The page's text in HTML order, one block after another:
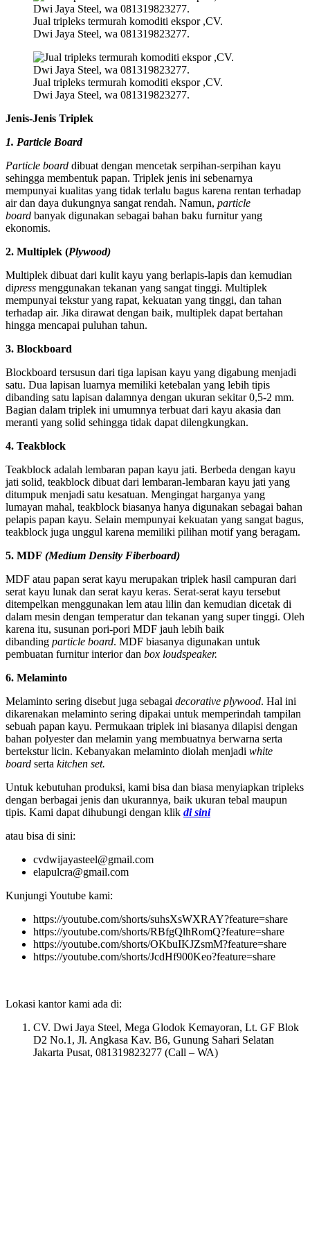
Jual tripleks termurah komoditi ekspor ,CV.
Dwi Jaya Steel, wa 081319823277.
Jual tripleks termurah komoditi ekspor ,CV.
Dwi Jaya Steel, wa 081319823277.
Jenis-Jenis Triplek
1. Particle Board
Particle board dibuat dengan mencetak serpihan-serpihan kayu
sehingga membentuk papan. Triplek jenis ini sebenarnya
mempunyai kualitas yang tidak terlalu bagus karena rentan terhadap
air dan daya dukungnya sangat rendah. Namun, particle
board banyak digunakan sebagai bahan baku furnitur yang
ekonomis.
2. Multiplek (Plywood)
Multiplek dibuat dari kulit kayu yang berlapis-lapis dan kemudian
dipress menggunakan tekanan yang sangat tinggi. Multiplek
mempunyai tekstur yang rapat, kekuatan yang tinggi, dan tahan
terhadap air. Jika dirawat dengan baik, multiplek dapat bertahan
hingga mencapai puluhan tahun.
3. Blockboard
Blockboard tersusun dari tiga lapisan kayu yang digabung menjadi
satu. Dua lapisan luarnya memiliki ketebalan yang lebih tipis
dibanding satu lapisan dalamnya dengan ukuran sekitar 0,5-2 mm.
Bagian dalam triplek ini umumnya terbuat dari kayu akasia dan
meranti yang solid sehingga tidak dapat dilengkungkan.
4. Teakblock
Teakblock adalah lembaran papan kayu jati. Berbeda dengan kayu
jati solid, teakblock dibuat dari lembaran-lembaran kayu jati yang
ditumpuk menjadi satu kesatuan. Mengingat harganya yang
lumayan mahal, teakblock biasanya hanya digunakan sebagai bahan
pelapis papan kayu. Selain mempunyai kekuatan yang sangat bagus,
teakblock juga unggul karena memiliki pilihan motif yang beragam.
5. MDF (Medium Density Fiberboard)
MDF atau papan serat kayu merupakan triplek hasil campuran dari
serat kayu lunak dan serat kayu keras. Serat-serat kayu tersebut
ditempelkan menggunakan lem atau lilin dan kemudian dicetak di
dalam mesin dengan temperatur dan tekanan yang super tinggi. Oleh
karena itu, susunan pori-pori MDF jauh lebih baik
dibanding particle board. MDF biasanya digunakan untuk
pembuatan furnitur interior dan box loudspeaker.
6. Melaminto
Melaminto sering disebut juga sebagai decorative plywood. Hal ini
dikarenakan melaminto sering dipakai untuk memperindah tampilan
sebuah papan kayu. Permukaan triplek ini biasanya dilapisi dengan
bahan polyester dan melamin yang membuatnya berwarna serta
bertekstur licin. Kebanyakan melaminto diolah menjadi white
board serta kitchen set.
Untuk kebutuhan produksi, kami bisa dan biasa menyiapkan tripleks
dengan berbagai jenis dan ukurannya, baik ukuran tebal maupun
tipis. Kami dapat dihubungi dengan klik di sini
atau bisa di sini:
cvdwijayasteel@gmail.com
elapulcra@gmail.com
Kunjungi Youtube kami:
https://youtube.com/shorts/suhsXsWXRAY?feature=share
https://youtube.com/shorts/RBfgQlhRomQ?feature=share
https://youtube.com/shorts/OKbuIKJZsmM?feature=share
https://youtube.com/shorts/JcdHf900Keo?feature=share
Lokasi kantor kami ada di:
CV. Dwi Jaya Steel, Mega Glodok Kemayoran, Lt. GF Blok
D2 No.1, Jl. Angkasa Kav. B6, Gunung Sahari Selatan
Jakarta Pusat, 081319823277 (Call – WA)